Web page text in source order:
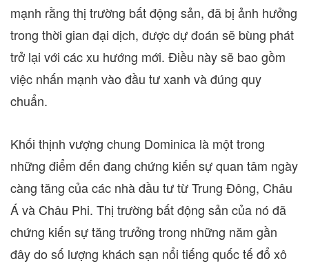
mạnh rằng thị trường bất động sản, đã bị ảnh hưởng
trong thời gian đại dịch, được dự đoán sẽ bùng phát
trở lại với các xu hướng mới. Điều này sẽ bao gồm
việc nhấn mạnh vào đầu tư xanh và đúng quy
chuẩn.
Khối thịnh vượng chung Dominica là một trong
những điểm đến đang chứng kiến sự quan tâm ngày
càng tăng của các nhà đầu tư từ Trung Đông, Châu
Á và Châu Phi. Thị trường bất động sản của nó đã
chứng kiến sự tăng trưởng trong những năm gần
đây do số lượng khách sạn nổi tiếng quốc tế đổ xô